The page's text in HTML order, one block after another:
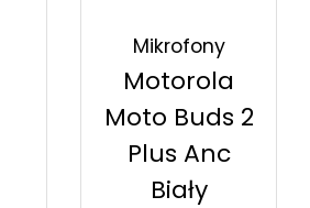
Mikrofony
Motorola
Moto Buds 2
Plus Anc
Biały